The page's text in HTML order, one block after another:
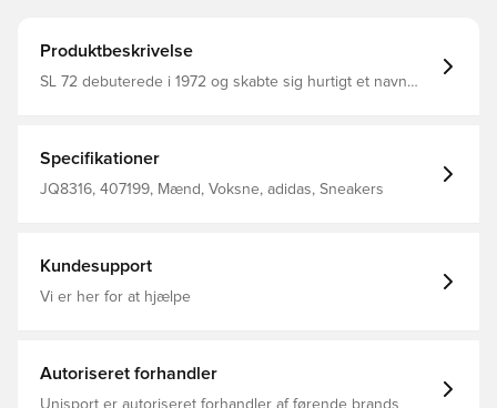
Produktbeskrivelse
SL 72 debuterede i 1972 og skabte sig hurtigt et navn
version har en overdel i nylon med ruskindspåsætning
og læder 3-Stripes, der giver et look, der passer perfekt
til retrostil eller moderne minimalisme. En blød EVA
tekstil og læder Tekstilfor Ydersål i gummi
Specifikationer
JQ8316, 407199, Mænd, Voksne, adidas, Sneakers
Kundesupport
Vi er her for at hjælpe
Autoriseret forhandler
Unisport er autoriseret forhandler af førende brands